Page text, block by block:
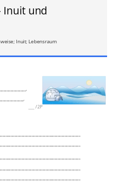
Inuit und
Inuit; Lebensraum
/2P